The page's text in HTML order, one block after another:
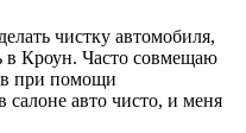
чистку автомобиля,
в Кроун. Часто совмещаю
при помощи
салоне авто чисто, и меня